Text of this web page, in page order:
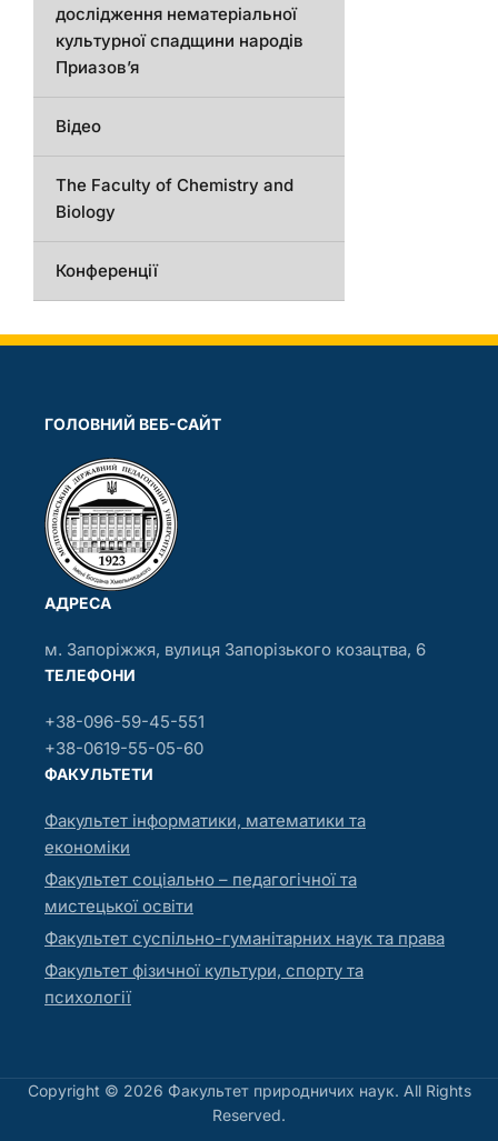
дослідження нематеріальної
культурної спадщини народів
Приазов’я
Відео
The Faculty of Chemistry and
Biology
Конференції
ГОЛОВНИЙ ВЕБ-САЙТ
АДРЕСА
м. Запоріжжя, вулиця Запорізького козацтва, 6
ТЕЛЕФОНИ
+38-096-59-45-551
+38-0619-55-05-60
ФАКУЛЬТЕТИ
Факультет інформатики, математики та
економіки
Факультет соціально – педагогічної та
мистецької освіти
Факультет суспільно-гуманітарних наук та права
Факультет фізичної культури, спорту та
психології
Copyright © 2026 Факультет природничих наук. All Rights
Reserved.